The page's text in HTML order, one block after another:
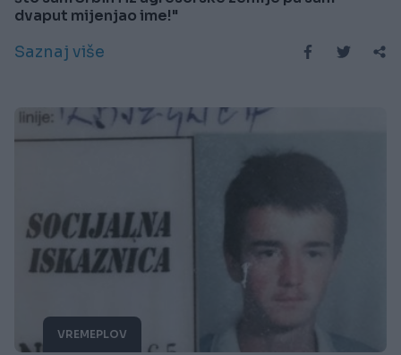
dvaput mijenjao ime!"
Saznaj više
VREMEPLOV